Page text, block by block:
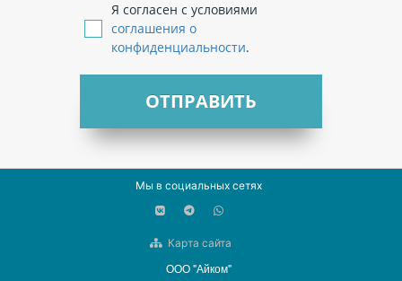
Я согласен с условиями
соглашения о
конфиденциальности.
ОТПРАВИТЬ
Мы в социальных сетях
Карта сайта
ООО "Айком"